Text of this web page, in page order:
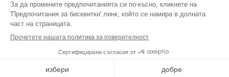
Vegaoo съществува също и в множество страни
България | EUR €